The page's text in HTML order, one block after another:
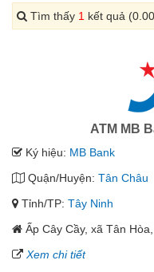
Tìm thấy 1 kết quả
ATM MB
Ký hiệu: MB Bank
Quận/Huyện: Tân Châu
Tỉnh/TP: Tây Ninh
Ấp Cây Cầy, xã Tân
Xem chi tiết